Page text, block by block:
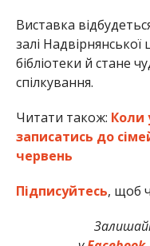
Виставка
залі Надвірнянської
бібліотеки й стане
спілкування.
Читати також: Коли
записатись до
червень
Підписуйтесь, щоб